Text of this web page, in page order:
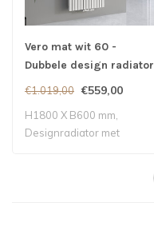
Vero mat wit 60 -
Dubbele design radiator
€1.019,00 €559,00
H1800 X B600 mm,
Designradiator met